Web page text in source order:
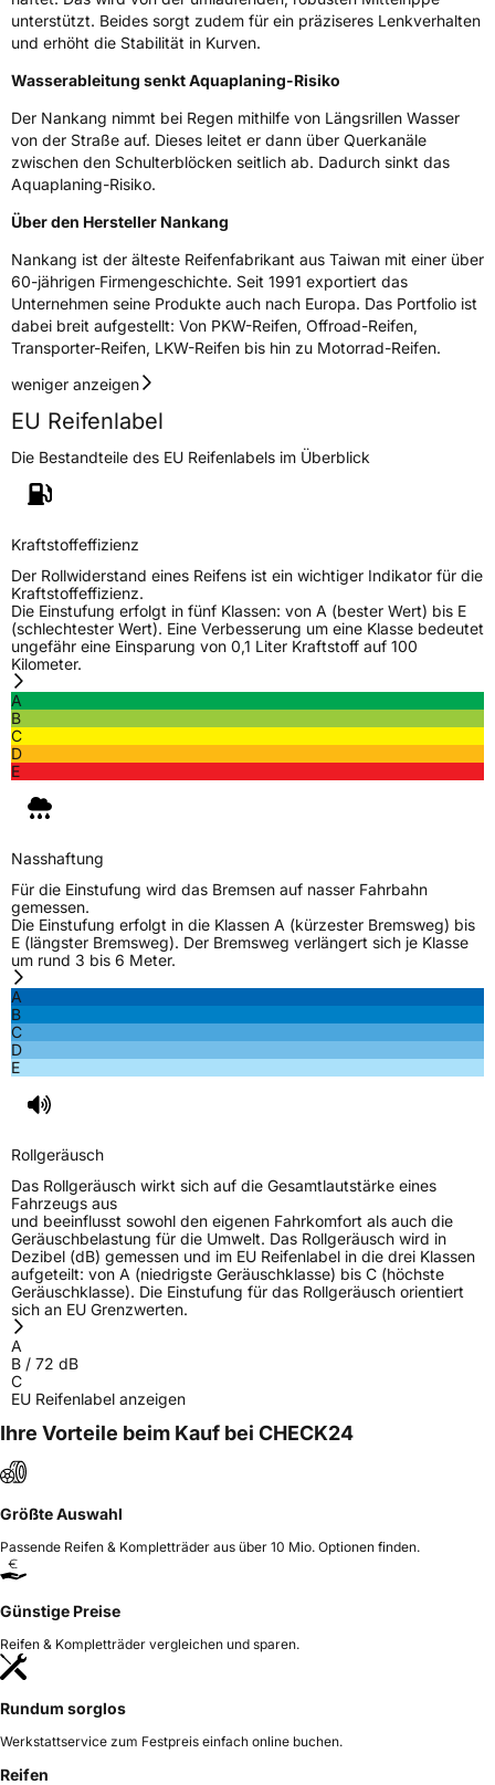
3PMSF / Schneeflockensymbol / Alpine-SymbolNein
EisgripNein
EPREL ID468593
Allgemeine Produktsicherheit (GPSR)
PARKSTRAAT 83 2514 JG DEN HAAG
unterstützt. Beides sorgt zudem für ein präziseres Lenkverhalten
und erhöht die Stabilität in Kurven.
Wasserableitung senkt Aquaplaning-Risiko
Der Nankang nimmt bei Regen mithilfe von Längsrillen Wasser
von der Straße auf. Dieses leitet er dann über Querkanäle
zwischen den Schulterblöcken seitlich ab. Dadurch sinkt das
Aquaplaning-Risiko.
Über den Hersteller Nankang
Nankang ist der älteste Reifenfabrikant aus Taiwan mit einer über
60-jährigen Firmengeschichte. Seit 1991 exportiert das
Unternehmen seine Produkte auch nach Europa. Das Portfolio ist
dabei breit aufgestellt: Von PKW-Reifen, Offroad-Reifen,
Transporter-Reifen, LKW-Reifen bis hin zu Motorrad-Reifen.
weniger anzeigen
EU Reifenlabel
Die Bestandteile des EU Reifenlabels im Überblick
Kraftstoffeffizienz
Der Rollwiderstand eines Reifens ist ein wichtiger Indikator für die
Kraftstoffeffizienz.
Die Einstufung erfolgt in fünf Klassen: von A (bester Wert) bis E
(schlechtester Wert). Eine Verbesserung um eine Klasse bedeutet
ungefähr eine Einsparung von 0,1 Liter Kraftstoff auf 100
Kilometer.
A
B
C
D
E
Nasshaftung
Für die Einstufung wird das Bremsen auf nasser Fahrbahn
gemessen.
Die Einstufung erfolgt in die Klassen A (kürzester Bremsweg) bis
E (längster Bremsweg). Der Bremsweg verlängert sich je Klasse
um rund 3 bis 6 Meter.
A
B
C
D
E
Rollgeräusch
Das Rollgeräusch wirkt sich auf die Gesamtlautstärke eines
Fahrzeugs aus
und beeinflusst sowohl den eigenen Fahrkomfort als auch die
Geräuschbelastung für die Umwelt. Das Rollgeräusch wird in
Dezibel (dB) gemessen und im EU Reifenlabel in die drei Klassen
aufgeteilt: von A (niedrigste Geräuschklasse) bis C (höchste
Geräuschklasse). Die Einstufung für das Rollgeräusch orientiert
sich an EU Grenzwerten.
A
B / 72 dB
C
EU Reifenlabel anzeigen
Ihre Vorteile beim Kauf bei CHECK24
Größte Auswahl
Passende Reifen & Kompletträder aus über 10 Mio. Optionen finden.
Günstige Preise
Reifen & Kompletträder vergleichen und sparen.
Rundum sorglos
Werkstattservice zum Festpreis einfach online buchen.
Reifen